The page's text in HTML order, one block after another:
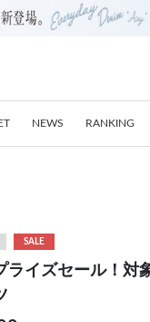
NEWS RANKING
SALE
ライズセール！